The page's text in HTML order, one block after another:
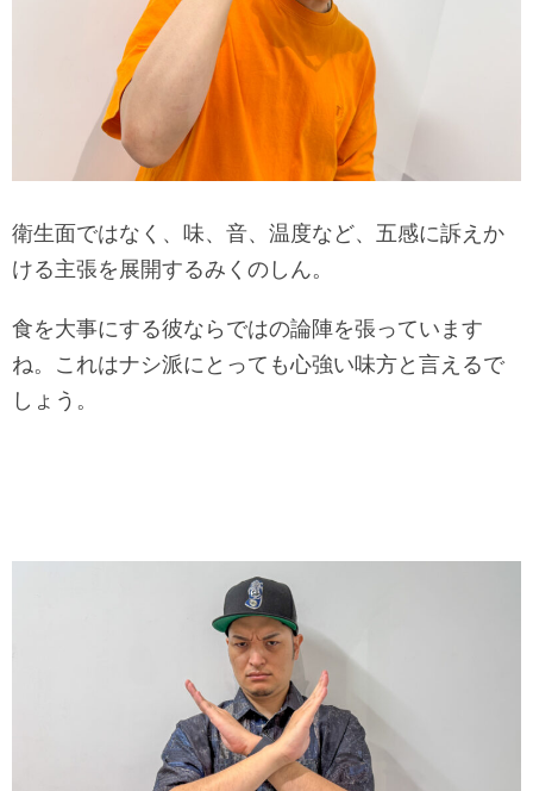
衛生面ではなく、味、音、温度など、五感に訴えか
ける主張を展開するみくのしん。
食を大事にする彼ならではの論陣を張っています
ね。これはナシ派にとっても心強い味方と言えるで
しょう。